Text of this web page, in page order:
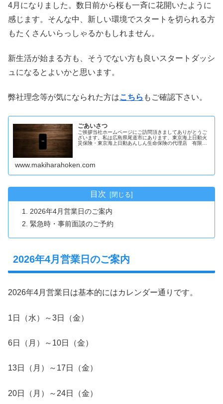
4月になりました。数日前から桜も一斉に花開いたように
感じます。そんな中、新しい環境でスタートを切られる方
もたくさんいらっしゃるかもしれません。
新生活が始まる方も、そうでない方も良いスタートダッシ
ュになるとよいかと思います。
弊社理念等が気になられた方はこちら もご確認下さい。
ごあいさつ
ご挨拶当社ホームページにご訪問頂きましてありがとうご
ざいます。私は広島県尾道市にあります、東京海上日動火
災保険・東京海上日動あんしん生命保険の代理店 有限会
www.makiharahoken.com
目次
2026年4月営業日のご案内
緊急時・事前面談のご予約
2026年4月営業日のご案内
2026年4月営業日は基本的にはカレンダー通りです。
1日（水）～3日（金）
6日（月）～10日（金）
13日（月）～17日（金）
20日（月）～24日（金）